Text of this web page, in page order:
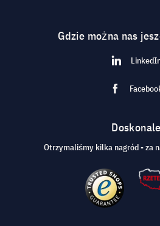
Gdzie można nas
Doskonale
Otrzymaliśmy kilka nagród - za